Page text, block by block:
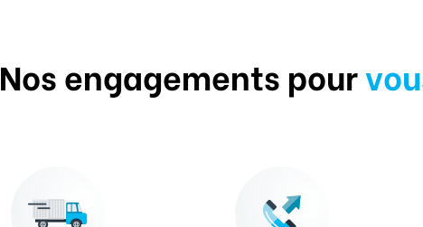
Nos engagements pour